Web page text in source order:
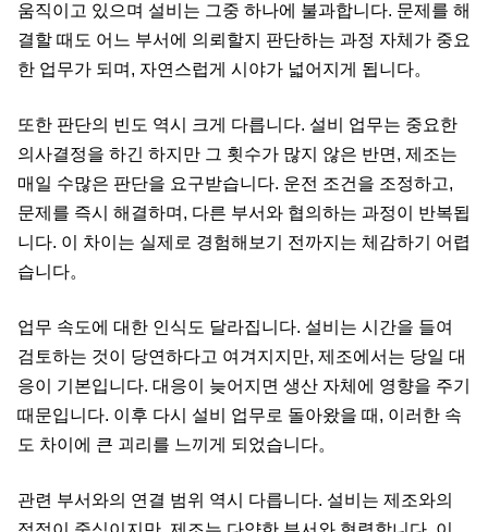
움직이고 있으며 설비는 그중 하나에 불과합니다. 문제를 해
결할 때도 어느 부서에 의뢰할지 판단하는 과정 자체가 중요
한 업무가 되며, 자연스럽게 시야가 넓어지게 됩니다。
또한 판단의 빈도 역시 크게 다릅니다. 설비 업무는 중요한
의사결정을 하긴 하지만 그 횟수가 많지 않은 반면, 제조는
매일 수많은 판단을 요구받습니다. 운전 조건을 조정하고,
문제를 즉시 해결하며, 다른 부서와 협의하는 과정이 반복됩
니다. 이 차이는 실제로 경험해보기 전까지는 체감하기 어렵
습니다。
업무 속도에 대한 인식도 달라집니다. 설비는 시간을 들여
검토하는 것이 당연하다고 여겨지지만, 제조에서는 당일 대
응이 기본입니다. 대응이 늦어지면 생산 자체에 영향을 주기
때문입니다. 이후 다시 설비 업무로 돌아왔을 때, 이러한 속
도 차이에 큰 괴리를 느끼게 되었습니다。
관련 부서와의 연결 범위 역시 다릅니다. 설비는 제조와의